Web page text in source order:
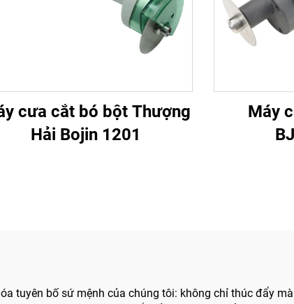
cưa cắt bó bột Thượng
Hải Bojin 1201
Máy
tuyên bố sứ mệnh của chúng tôi: không chỉ thúc đẩy